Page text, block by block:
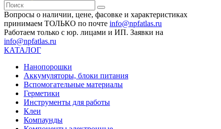
Вопросы о наличии, цене, фасовке и характеристиках
принимаем ТОЛЬКО по почте info@npfatlas.ru
Работаем только с юр. лицами и ИП. Заявки на
info@npfatlas.ru
КАТАЛОГ
Нанопорошки
Аккумуляторы, блоки питания
Вспомогательные материалы
Герметики
Инструменты для работы
Клеи
Компаунды